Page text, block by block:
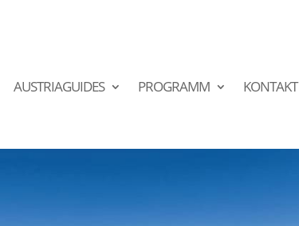
AUSTRIAGUIDES PROGRAMM KONTAKT